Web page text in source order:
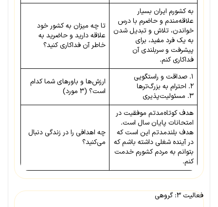
به کشورم ایران بسیار
علاقه‌مندم و حاضرم با درس
خواندن، تلاش و تبدیل شدن
به یک فرد مفید، برای
پیشرفت و سربلندی آن
فداکاری کنم.
تا چه میزان به کشور خود
علاقه دارید و حاضرید به
خاطر آن فداکاری کنید؟
۱. صداقت و راستگویی
۲. احترام به بزرگ‌ترها
۳. مسئولیت‌پذیری
ارزش‌ها و باورهای شما کدام
است؟ (۳ مورد)
هدف کوتاه‌مدتم موفقیت در
امتحانات پایان سال است.
هدف بلندمدتم این است که
در آینده شغلی داشته باشم که
بتوانم به مردم کشورم خدمت
کنم.
چه اهدافی را در زندگی دنبال
می‌کنید؟
فعالیت ۳: گروهی